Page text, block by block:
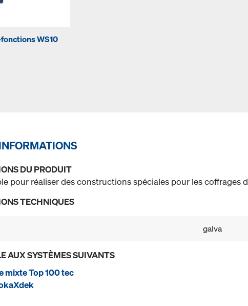
WS10
DU PRODUIT
pour réaliser des constructions spéciales pour les coffrages
TECHNIQUES
galva
AUX SYSTÈMES SUIVANTS
mixte Top 100 tec